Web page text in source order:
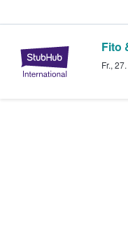
Fito
Fr.,